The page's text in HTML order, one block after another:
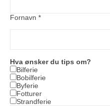
Fornavn *
Hva ønsker du tips om?
Bilferie
Bobilferie
Byferie
Fotturer
Strandferie